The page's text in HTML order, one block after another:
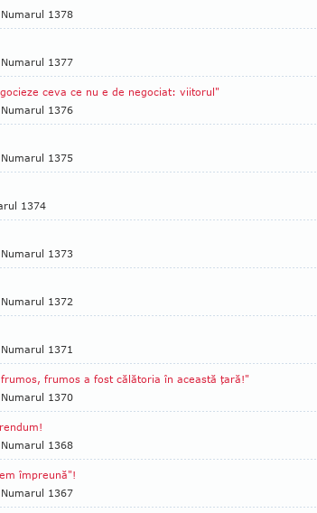
Numarul 1378
Numarul 1377
ceva ce nu e de negociat: viitorul"
Numarul 1376
Numarul 1375
1374
Numarul 1373
Numarul 1372
Numarul 1371
frumos a fost călătoria în această ţară!"
Numarul 1370
Numarul 1368
împreună"!
Numarul 1367